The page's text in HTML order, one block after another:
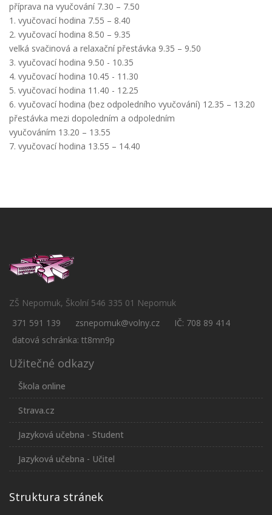
příprava na vyučování 7.30 – 7.50
1. vyučovací hodina 7.55 – 8.40
2. vyučovací hodina 8.50 – 9.35
velká svačinová a relaxační přestávka 9.35 – 9.50
3. vyučovací hodina 9.50 - 10.35
4. vyučovací hodina 10.45 - 11.30
5. vyučovací hodina 11.40 - 12.25
6. vyučovací hodina (bez odpoledního vyučování) 12.35 – 13.20
přestávka mezi dopoledním a odpoledním
vyučováním 13.20 – 13.55
7. vyučovací hodina 13.55 – 14.40
ZŠ Nepomuk, Školní 546 335 01 Nepomuk
371 591 139
zsnepomuk@volny.cz
IČ: 708 89 414
datová schránka: tt8mn9p
Užitečné odkazy
Škola online
Strava.cz
Jazyková učebna - Student
Jazyková učebna - Učitel
Struktura stránek